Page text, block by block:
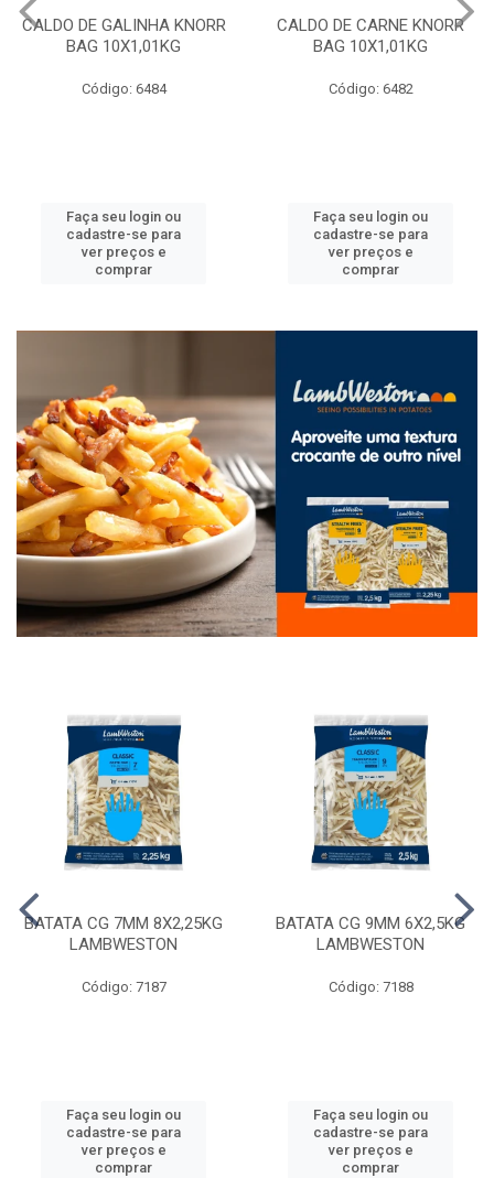
CALDO DE GALINHA KNORR
BAG 10X1,01KG
Código: 6484
Faça seu login ou
cadastre-se para
ver preços e
comprar
CALDO DE CARNE KNORR
BAG 10X1,01KG
Código: 6482
Faça seu login ou
cadastre-se para
ver preços e
comprar
BATATA CG 7MM 8X2,25KG
LAMBWESTON
Código: 7187
Faça seu login ou
cadastre-se para
ver preços e
comprar
BATATA CG 9MM 6X2,5KG
LAMBWESTON
Código: 7188
Faça seu login ou
cadastre-se para
ver preços e
comprar